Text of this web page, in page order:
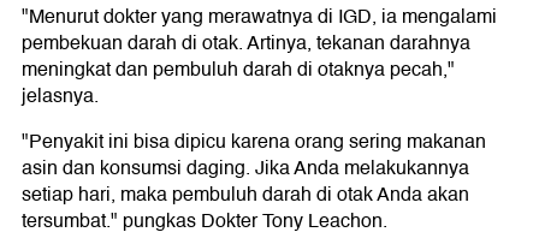
"Menurut dokter yang merawatnya di IGD, ia mengalami
pembekuan darah di otak. Artinya, tekanan darahnya
meningkat dan pembuluh darah di otaknya pecah,"
jelasnya.
"Penyakit ini bisa dipicu karena orang sering makanan
asin dan konsumsi daging. Jika Anda melakukannya
setiap hari, maka pembuluh darah di otak Anda akan
tersumbat." pungkas Dokter Tony Leachon.